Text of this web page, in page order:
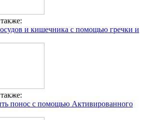
и кишечника с помощью гречки и
понос с помощью Активированного